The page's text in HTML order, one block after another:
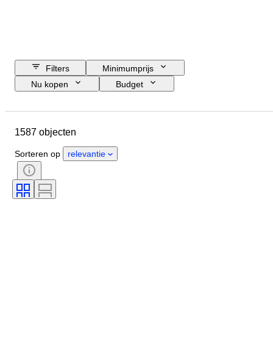
Filters
Minimumprijs
Nu kopen
Budget
Object
Materiaal
Geslacht
Conditie
Periode
Onderwerp
Handtekening
1587 objecten
Sorteren op relevantie